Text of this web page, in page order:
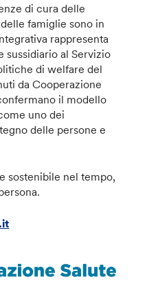
di cura delle
famiglie sono in
rappresenta
sussidiario al Servizio
di welfare del
da Cooperazione
il modello
uno dei
delle persone e
sostenibile nel tempo,